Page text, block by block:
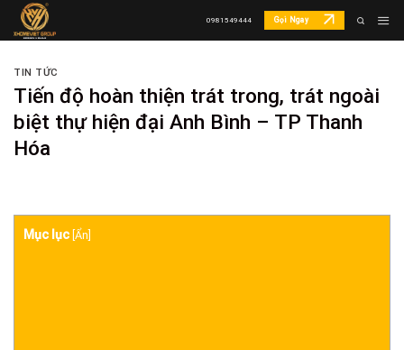
Skip
0981549444 Gọi Ngay
TIN TỨC
Tiến độ hoàn thiện trát trong, trát ngoài
biệt thự hiện đại Anh Bình – TP Thanh
Hóa
Mục lục Ẩn